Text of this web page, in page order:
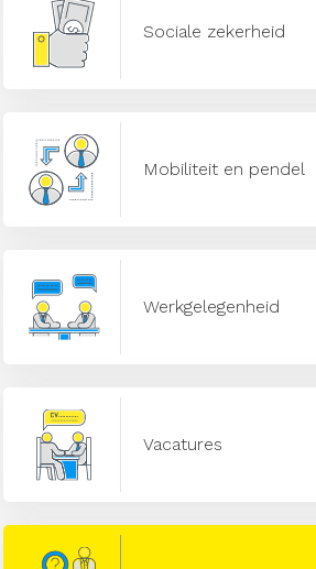
Sociale zekerheid
Mobiliteit en pendel
Werkgelegenheid
Vacatures